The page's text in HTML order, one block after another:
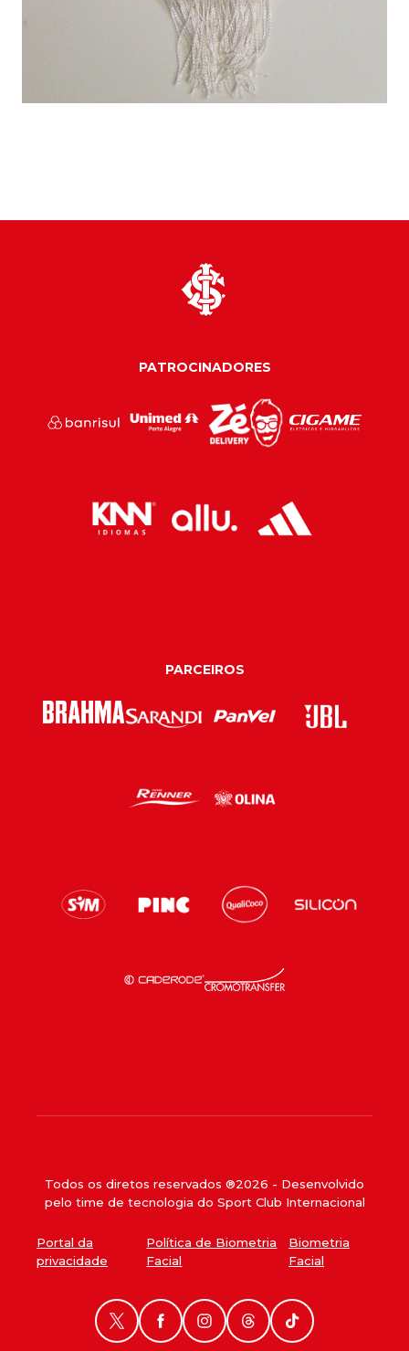
PATROCINADORES
PARCEIROS
Todos os diretos reservados ®2026 - Desenvolvido
pelo time de tecnologia do Sport Club Internacional
Portal da
privacidade
Política de Biometria
Facial
Biometria
Facial